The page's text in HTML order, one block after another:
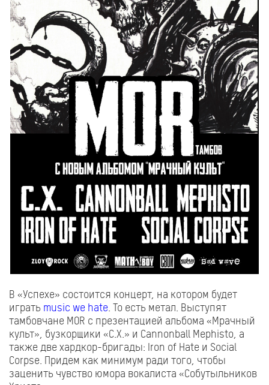
В «Успехе» состоится концерт, на котором будет
играть music we hate . То есть метал. Выступят
тамбовчане MOR с презентацией альбома «Мрачный
культ», бузкорщики «С.Х.» и Cannonball Mephisto, а
также две хардкор-бригады: Iron of Hate и Social
Corpse. Придем как минимум ради того, чтобы
заценить чувство юмора вокалиста «Собутыльников